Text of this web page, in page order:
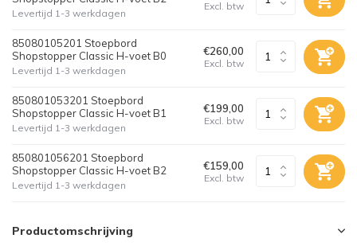
Levertijd 1-3 werkdagen
Excl. btw
85080105201 Stoepbord
Shopstopper Classic H-voet B0
Levertijd 1-3 werkdagen
€260,00
Excl. btw
850801053201 Stoepbord
Shopstopper Classic H-voet B1
Levertijd 1-3 werkdagen
€199,00
Excl. btw
850801056201 Stoepbord
Shopstopper Classic H-voet B2
Levertijd 1-3 werkdagen
€159,00
Excl. btw
Productomschrijving